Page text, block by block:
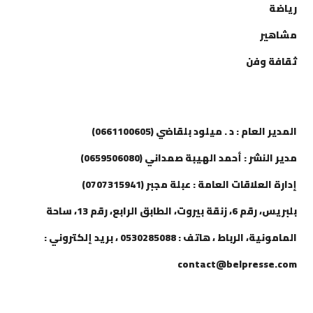
رياضة
مشاهير
ثقافة وفن
المدير العام : د . ميلود بلقاضي (0661100605)
مدير النشر : أحمد الهيبة صمداني (0659506080)
إدارة العلاقات العامة : عبلة مجبر (0707315941)
بلبريس، رقم 6، زنقة بيروت، الطابق الرابع، رقم 13، ساحة
المامونية، الرباط ، هاتف : 0530285088 ، بريد إلكتروني :
contact@belpresse.com